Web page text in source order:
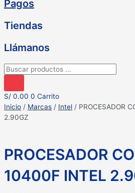
Pagos
Tiendas
Llámanos
Búsqueda
productos
S/ 0.00 0 Carrito
Inicio / Marcas / Intel / PROCESADOR
2.90GZ
PROCESADOR
10400F INTEL